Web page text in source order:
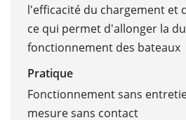
l'efficacité du chargement et
ce qui permet d'allonger la
fonctionnement des bateaux
Pratique
Fonctionnement sans
mesure sans contact